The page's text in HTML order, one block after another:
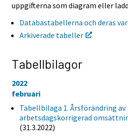
uppgifterna som diagram eller
Databastabellerna och deras
Arkiverade tabeller
Tabellbilagor
2022
februari
Tabellbilaga 1. Årsförändring av
arbetsdagskorrigerad
(31.3.2022)